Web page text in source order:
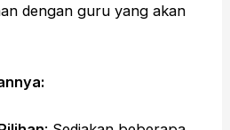
dengan guru yang akan